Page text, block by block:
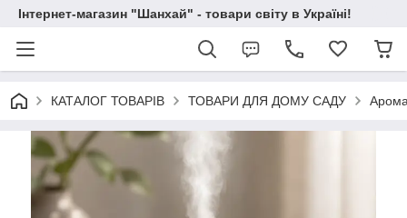
Інтернет-магазин "Шанхай" - товари світу в Україні!
КАТАЛОГ ТОВАРІВ ТОВАРИ ДЛЯ ДОМУ САДУ